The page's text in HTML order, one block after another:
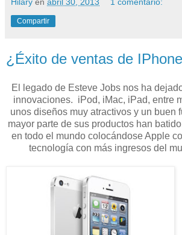
Hilary en abril 30, 2013 1 comentario:
Compartir
¿Éxito de ventas de
El legado de Esteve Jobs nos ha
innovaciones. iPod, iMac, iPad, entre
unos diseños muy atractivos y un buen
mayor parte de sus productos han
en todo el mundo colocándose Apple
tecnología con más ingresos del